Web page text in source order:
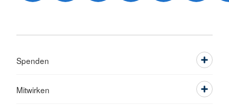
Spenden
Mitwirken